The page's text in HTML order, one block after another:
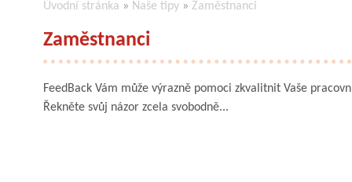
Úvodní stránka » Naše tipy » Zaměstnanci
Zaměstnanci
FeedBack Vám může výrazně pomoci zkvalitnit Vaše
Řekněte svůj názor zcela svobodně...